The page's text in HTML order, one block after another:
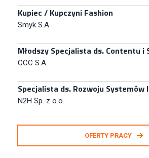
Kupiec / Kupczyni Fashion
Smyk S.A.
Młodszy Specjalista ds. Contentu i
CCC S.A.
Specjalista ds. Rozwoju Systemów
N2H Sp. z o.o.
Zastępca Kierownika Salonu CH
OFERTY PRACY